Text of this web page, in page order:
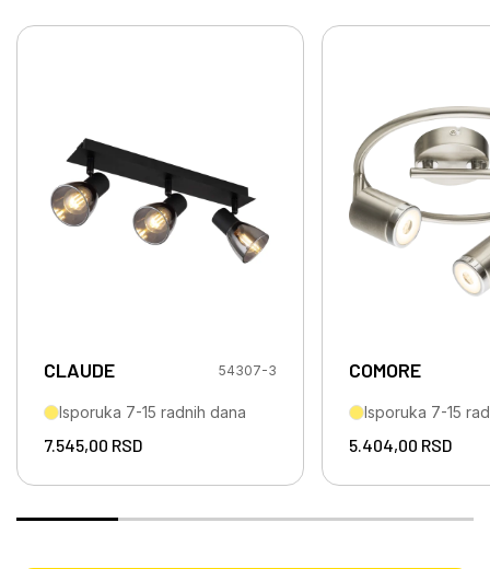
CLAUDE 54307-3
Isporuka 7-15 radnih dana
7.545,00 RSD
COMORE
Isporuka 7-15
5.404,00 RSD